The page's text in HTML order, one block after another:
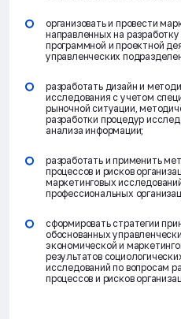
организовать и провести
направленных на
программной и проектной
управленческих
разработать дизайн и
исследования с учетом
рыночной ситуации,
разработки процедур
анализа информации;
разработать и применить
процессов и рисков
маркетинговых
профессиональных
сформировать стратегии
обоснованных
экономической и
результатов
исследований по вопросам
процессов и рисков